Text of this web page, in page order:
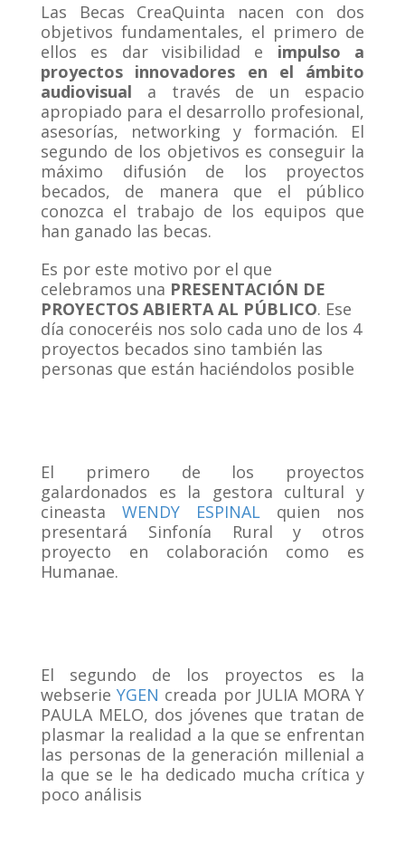
Las Becas CreaQuinta nacen con dos
objetivos fundamentales, el primero de
ellos es dar visibilidad e impulso a
proyectos innovadores en el ámbito
audiovisual ​ a través de un espacio
apropiado para el desarrollo profesional,
asesorías, networking y formación. El
segundo de los objetivos es conseguir la
máximo difusión de los proyectos
becados, de manera que el público
conozca el trabajo de los equipos que
han ganado las becas.
Es por este motivo por el que
celebramos una PRESENTACIÓN DE
PROYECTOS ABIERTA AL PÚBLICO. Ese
día conoceréis nos solo cada uno de los 4
proyectos becados sino también las
personas que están haciéndolos posible
El primero de los proyectos
galardonados es la gestora cultural y
cineasta WENDY ESPINAL quien nos
presentará Sinfonía Rural y otros
proyecto en colaboración como es
Humanae.
El segundo de los proyectos es la
webserieYGEN creada por JULIA MORA Y
PAULA MELO, dos jóvenes que tratan de
plasmar la realidad a la que se enfrentan
las personas de la generación millenial a
la que se le ha dedicado mucha crítica y
poco análisis